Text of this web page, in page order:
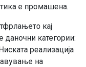
е промашена.
кај
даночни категории:
реализација
на